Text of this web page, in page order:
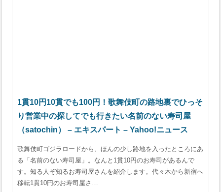
1貫10円10貫でも100円！歌舞伎町の路地裏でひっそ
り営業中の探してでも行きたい名前のない寿司屋
（satochin） – エキスパート – Yahoo!ニュース
歌舞伎町ゴジラロードから、ほんの少し路地を入ったところにあ
る「名前のない寿司屋」。なんと1貫10円のお寿司があるんで
す。知る人ぞ知るお寿司屋さんを紹介します。代々木から新宿へ
移転1貫10円のお寿司屋さ…